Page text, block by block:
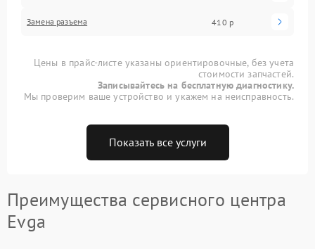
Замена разъема 410 р
Цены в прайс-листе указаны ориентировочные, без учета
стоимости запчастей.
Записывайтесь на бесплатную диагностику.
Мы проверим ваше устройство и укажем на неисправность.
Показать все услуги
Преимущества сервисного центра
Evga